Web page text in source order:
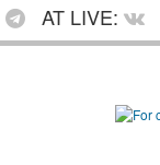
AT LIVE: